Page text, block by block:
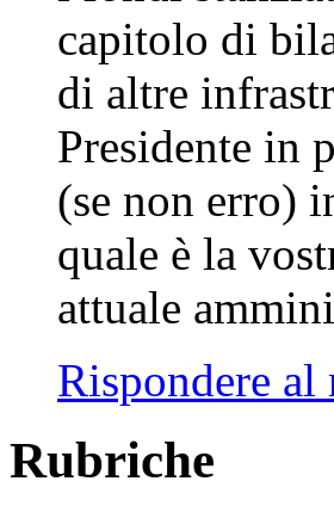
capitolo di
di altre
Presidente in
(se non erro)
quale è la
attuale
Rispondere al
Rubriche